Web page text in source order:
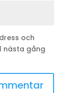
och
nästa gång